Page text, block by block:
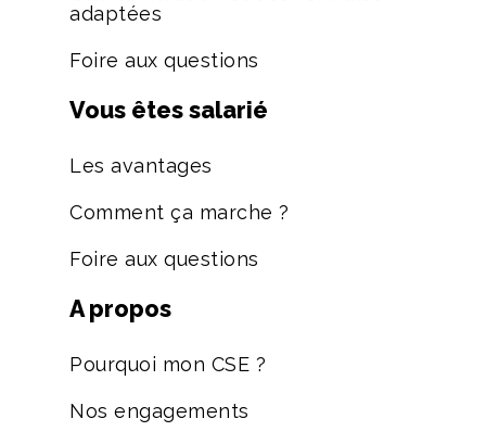
adaptées
Foire aux questions
Vous êtes salarié
Les avantages
Comment ça marche ?
Foire aux questions
A propos
Pourquoi mon CSE ?
Nos engagements